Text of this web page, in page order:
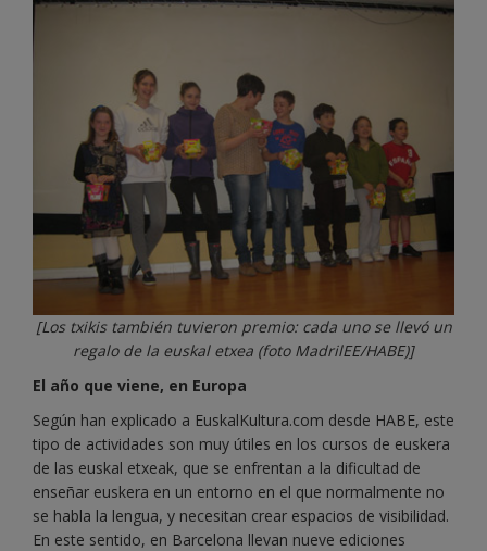
[Los txikis también tuvieron premio: cada uno se llevó un
regalo de la euskal etxea (foto MadrilEE/HABE)]
El año que viene, en Europa
Según han explicado a EuskalKultura.com desde HABE, este
tipo de actividades son muy útiles en los cursos de euskera
de las euskal etxeak, que se enfrentan a la dificultad de
enseñar euskera en un entorno en el que normalmente no
se habla la lengua, y necesitan crear espacios de visibilidad.
En este sentido, en Barcelona llevan nueve ediciones